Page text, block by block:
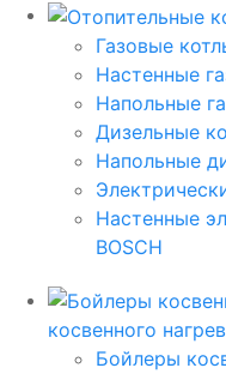
Газовые
Настенные
Напольные
Дизельные
Напольные
Настенные
BOSCH
косвенного
Бойлеры